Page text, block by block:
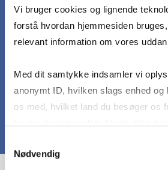
Vi bruger cookies og lignende
forstå hvordan hjemmesiden
relevant information om vores
Med dit samtykke indsamler vi
anonymt ID, hvilken slags enhed og
os med, hvilket land du besøger os
markedsføring. Du bestemmer selv
Nødvendig
Strukturere fremstillingen og
sprogligt klart og